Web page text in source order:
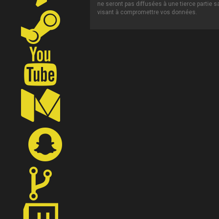
ne seront pas diffusées à une tierce partie
visant à compromettre vos données.